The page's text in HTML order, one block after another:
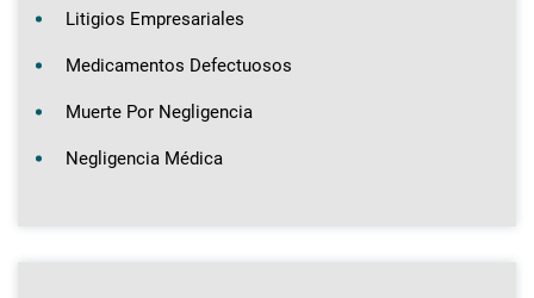
Litigios Empresariales
Medicamentos Defectuosos
Muerte Por Negligencia
Negligencia Médica